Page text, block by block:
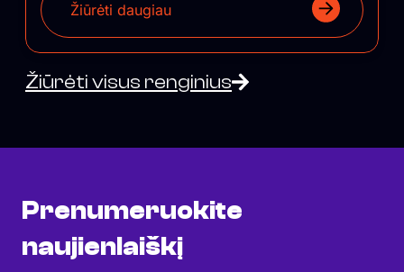
Žiūrėti daugiau
Žiūrėti visus renginius
Prenumeruokite
naujienlaiškį